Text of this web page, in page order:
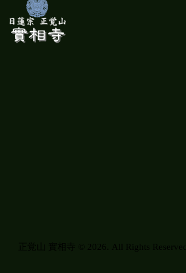
正覚山 實相寺 © 2026. All Rights Reserved.